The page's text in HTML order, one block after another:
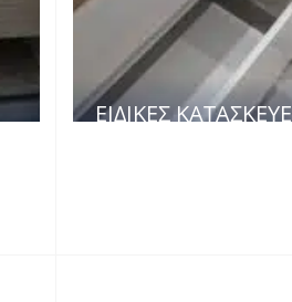
ΕΙΔΙΚΈΣ